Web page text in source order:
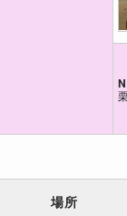
場所